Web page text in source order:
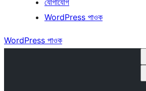
যোগাযোগ
WordPress পাওক
WordPress পাওক